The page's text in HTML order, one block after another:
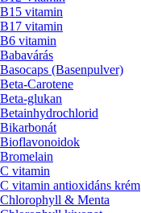
B15 vitamin
B17 vitamin
B6 vitamin
Babavárás
Basocaps (Basenpulver)
Beta-Carotene
Beta-glukan
Betainhydrochlorid
Bikarbonát
Bioflavonoidok
Bromelain
C vitamin
C vitamin antioxidáns krém
Chlorophyll & Menta